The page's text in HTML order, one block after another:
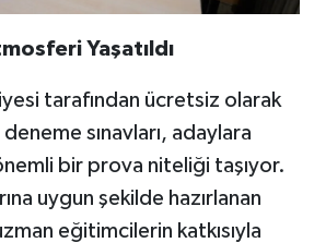
Yaşatıldı
tarafından ücretsiz olarak
sınavları, adaylara
bir prova niteliği taşıyor.
uygun şekilde hazırlanan
eğitimcilerin katkısıyla